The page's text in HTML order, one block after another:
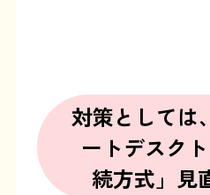
対策としては
ートデスク
続方式」見